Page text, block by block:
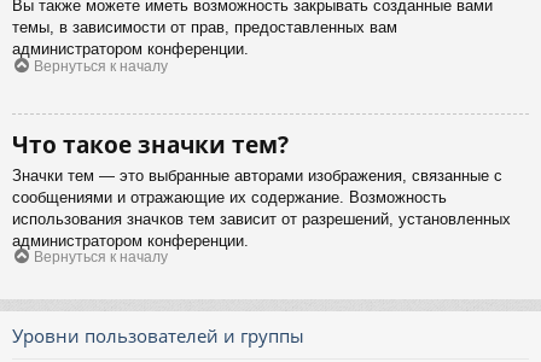
Вы также можете иметь возможность закрывать созданные вами
темы, в зависимости от прав, предоставленных вам
администратором конференции.
Вернуться к началу
Что такое значки тем?
Значки тем — это выбранные авторами изображения, связанные с
сообщениями и отражающие их содержание. Возможность
использования значков тем зависит от разрешений, установленных
администратором конференции.
Вернуться к началу
Уровни пользователей и группы